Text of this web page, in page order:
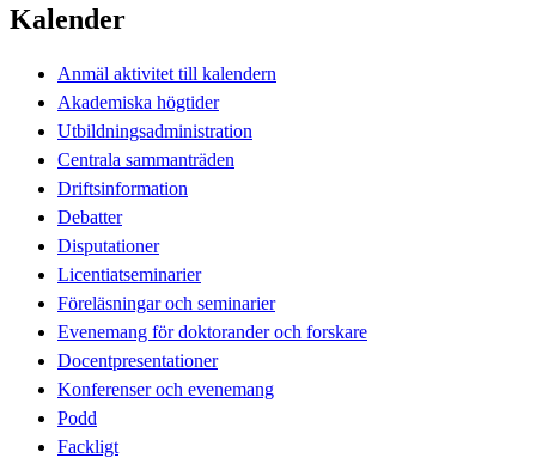
Kalender
Anmäl aktivitet till kalendern
Akademiska högtider
Utbildningsadministration
Centrala sammanträden
Driftsinformation
Debatter
Disputationer
Licentiatseminarier
Föreläsningar och seminarier
Evenemang för doktorander och forskare
Docentpresentationer
Konferenser och evenemang
Podd
Fackligt